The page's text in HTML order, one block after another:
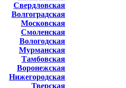
Свердловская
Волгоградская
Московская
Смоленская
Вологодская
Мурманская
Тамбовская
Воронежская
Нижегородская
Тверская